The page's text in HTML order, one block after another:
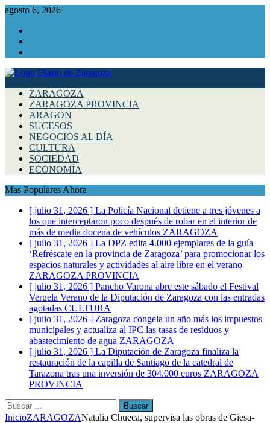
agosto 6, 2026
ZARAGOZA
ZARAGOZA PROVINCIA
ARAGON
SUCESOS
NEGOCIOS AL DÍA
CULTURA
SOCIEDAD
ECONOMÍA
Mas Populares Ahora
[ julio 31, 2026 ] La Policía Nacional detiene a tres jóvenes a
los que interceptaron poco después de robar en el interior de
más de media docena de vehículos ZARAGOZA
[ julio 31, 2026 ] La DPZ edita 4.000 ejemplares de la guía
‘Refréscate en la provincia de Zaragoza’ para promocionar los
espacios naturales y actividades al aire libre en el verano
ZARAGOZA PROVINCIA
[ julio 31, 2026 ] Pancho Varona abre este sábado el Festival
Veruela Verano de la Diputación de Zaragoza con las entradas
agotadas CULTURA
[ julio 31, 2026 ] Zaragoza congela un año más los impuestos
municipales y actualiza al IPC las tasas de residuos y
abastecimiento de agua ZARAGOZA
[ julio 31, 2026 ] La Diputación de Zaragoza finaliza la
restauración de la capilla de Santiago de la catedral de
Tarazona tras una inversión de 304.000 euros ZARAGOZA
PROVINCIA
Buscar:
InicioZARAGOZANatalia Chueca, supervisa las obras de Giesa-